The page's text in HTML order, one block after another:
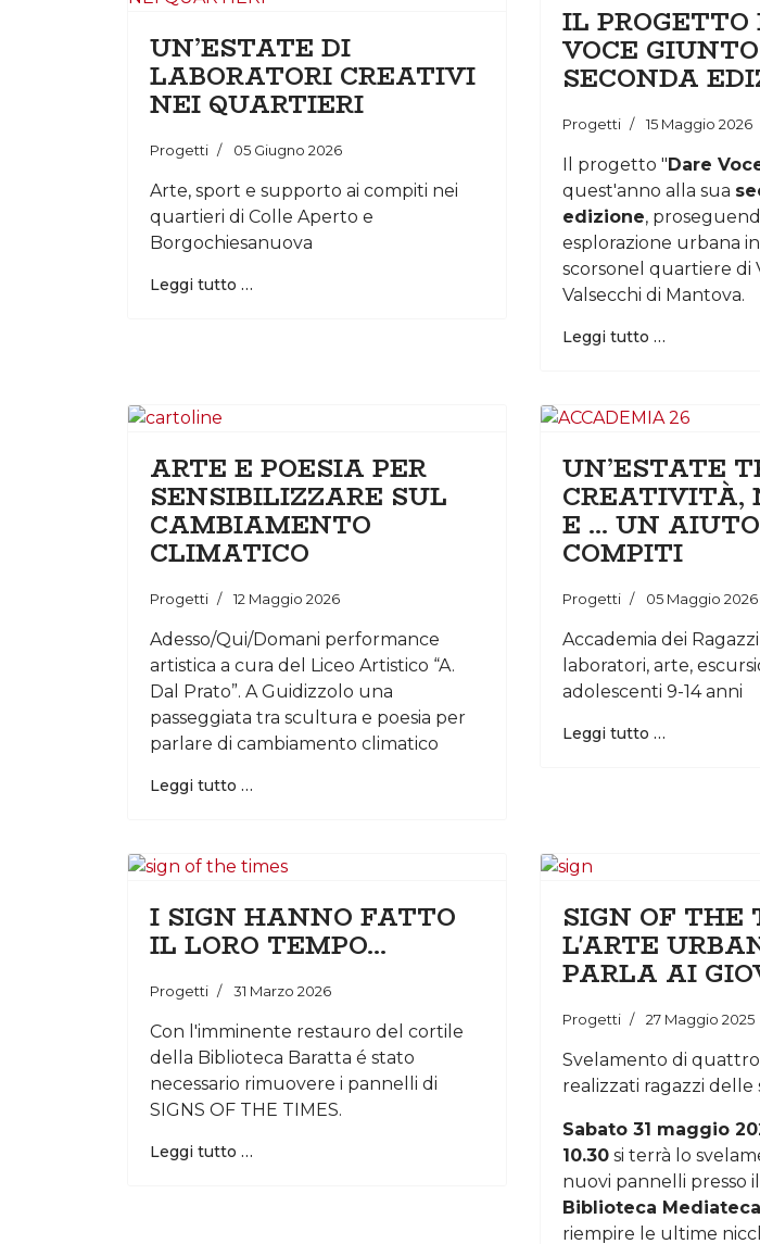
UN’ESTATE DI
LABORATORI CREATIVI
NEI QUARTIERI
Progetti 05 Giugno 2026
Arte, sport e supporto ai compiti nei
quartieri di Colle Aperto e
Borgochiesanuova
Leggi tutto …
IL PROGETTO
VOCE
SECONDA
Progetti 15 Maggio 2026
Il progetto " Dare
quest'anno alla sua
edizione,
esplorazione urbana
scorsonel quartiere di
Valsecchi di Mantova.
Leggi tutto …
ARTE E POESIA PER
SENSIBILIZZARE SUL
CAMBIAMENTO
CLIMATICO
Progetti 12 Maggio 2026
Adesso/Qui/Domani performance
artistica a cura del Liceo Artistico “A.
Dal Prato”. A Guidizzolo una
passeggiata tra scultura e poesia per
parlare di cambiamento climatico
Leggi tutto …
UN’ESTATE
CREATIVITÀ,
E ... UN
COMPITI
Progetti 05 Maggio 2026
Accademia dei
laboratori, arte,
adolescenti 9-14 anni
Leggi tutto …
I SIGN HANNO FATTO
IL LORO TEMPO...
Progetti 31 Marzo 2026
Con l'imminente restauro del cortile
della Biblioteca Baratta é stato
necessario rimuovere i pannelli di
SIGNS OF THE TIMES.
Leggi tutto …
SIGN OF THE
L'ARTE
PARLA AI
Progetti 27 Maggio 2025
Svelamento di
realizzati ragazzi delle
Sabato 31 maggio
10.30 si terrà lo
nuovi pannelli presso
Biblioteca
riempire le ultime